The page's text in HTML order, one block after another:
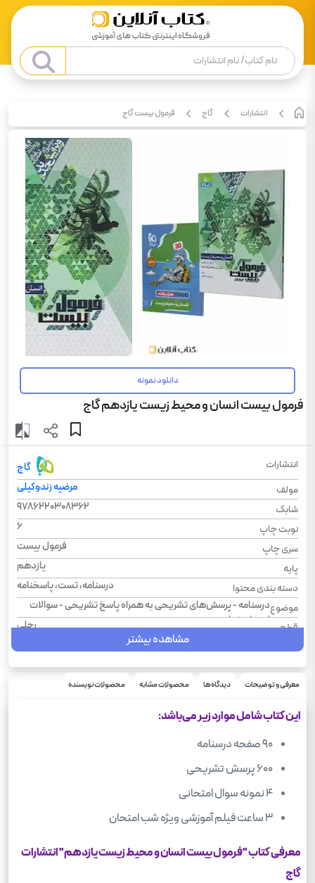
انتشارات گاج فرمول بیست گاج
دانلود نمونه
فرمول بیست انسان و محیط زیست یازدهم گاج
انتشارات
گاج
مولف
مرضیه زندوکیلی
شابک
9786220308362
نوبت چاپ
6
سری چاپ
فرمول بیست
پایه
یازدهم
دسته بندی محتوا
درسنامه، تست، پاسخنامه
موضوعدرسنامه - پرسش‌های تشریحی به همراه پاسخ تشریحی - سوالات
امتحان نهایی
قطع
رحلی
ریاضی فیزیک, علوم انسانی, علوم تجربی
تعداد صفحه
144
سال چاپ
درس
مشاهده بیشتر
معرفی و توضیحات دیدگاه‌ها محصولات مشابه محصولات نویسنده
این کتاب شامل موارد زیر می‌باشد:
90 صفحه درسنامه
600 پرسش تشریحی
4 نمونه سوال امتحانی
3 ساعت فیلم آموزشی ویژه شب امتحان
معرفی کتاب "فرمول بیست انسان و محیط زیست یازدهم" انتشارات
گاج